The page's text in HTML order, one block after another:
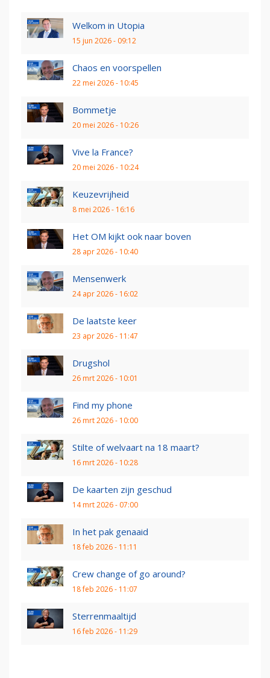
Welkom in Utopia
15 jun 2026 - 09:12
Chaos en voorspellen
22 mei 2026 - 10:45
Bommetje
20 mei 2026 - 10:26
Vive la France?
20 mei 2026 - 10:24
Keuzevrijheid
8 mei 2026 - 16:16
Het OM kijkt ook naar boven
28 apr 2026 - 10:40
Mensenwerk
24 apr 2026 - 16:02
De laatste keer
23 apr 2026 - 11:47
Drugshol
26 mrt 2026 - 10:01
Find my phone
26 mrt 2026 - 10:00
Stilte of welvaart na 18 maart?
16 mrt 2026 - 10:28
De kaarten zijn geschud
14 mrt 2026 - 07:00
In het pak genaaid
18 feb 2026 - 11:11
Crew change of go around?
18 feb 2026 - 11:07
Sterrenmaaltijd
16 feb 2026 - 11:29